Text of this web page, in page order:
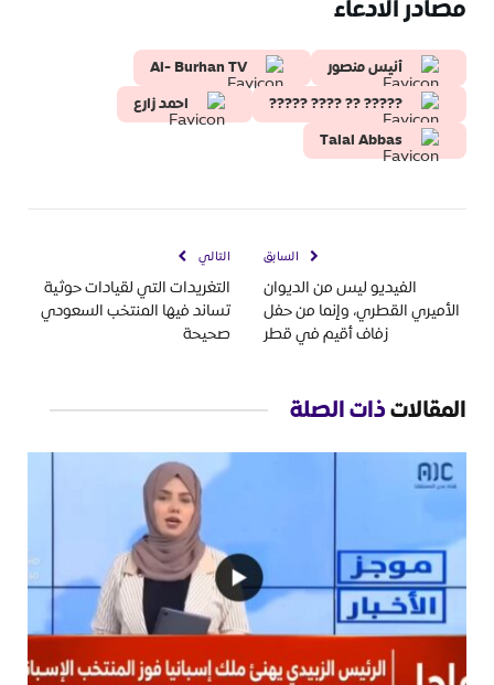
مصادر الادعاء
أنيس منصور
Al- Burhan TV
????? ?? ???? ?????
احمد زارع
Talal Abbas
السابق
الفيديو ليس من الديوان
الأميري القطري، وإنما من حفل
زفاف أقيم في قطر
التالي
التغريدات التي لقيادات حوثية
تساند فيها المنتخب السعودي
صحيحة
المقالاتذات الصلة